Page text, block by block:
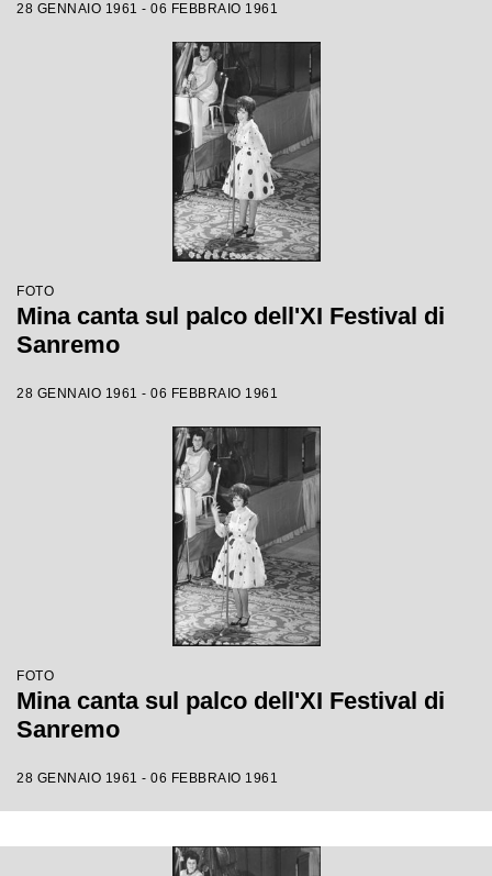
28 GENNAIO 1961 - 06 FEBBRAIO 1961
FOTO
Mina canta sul palco dell'XI Festival di
Sanremo
28 GENNAIO 1961 - 06 FEBBRAIO 1961
FOTO
Mina canta sul palco dell'XI Festival di
Sanremo
28 GENNAIO 1961 - 06 FEBBRAIO 1961